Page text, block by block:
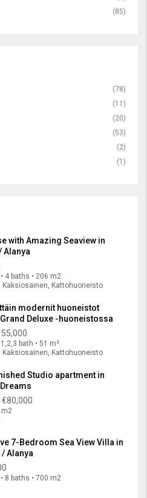
(85)
(78)
(11)
(20)
(53)
(2)
(1)
with Amazing Seaview in
Alanya
4 baths • 206 m2
Kaksiosainen, Kattohuoneisto
modernit huoneistot
Deluxe -huoneistossa
bath • 51 m²
Kaksiosainen, Kattohuoneisto
Studio apartment in
€80,000
m2
7-Bedroom Sea View Villa in
Alanya
8 baths • 700 m2